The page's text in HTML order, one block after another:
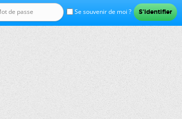
Se souvenir de moi ?